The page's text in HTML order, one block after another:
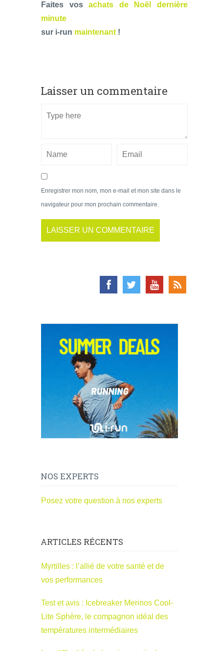
Faites vosachats de Noël dernière
minute
sur i-run maintenant !
Laisser un commentaire
Enregistrer mon nom, mon e-mail et mon site dans le
navigateur pour mon prochain commentaire.
NOS EXPERTS
Posez votre question à nos experts
ARTICLES RÉCENTS
Myrtilles : l’allié de votre santé et de
vos performances
Test et avis : Icebreaker Merinos Cool-
Lite Sphère, le compagnon idéal des
températures intermédiaires